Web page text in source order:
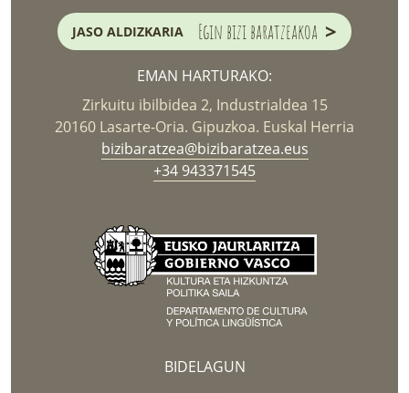
JASO ALDIZKARIA Egin bizi baratzeakoa >
EMAN HARTURAKO:
Zirkuitu ibilbidea 2, Industrialdea 15
20160 Lasarte-Oria. Gipuzkoa. Euskal Herria
bizibaratzea@bizibaratzea.eus
+34 943371545
BIDELAGUN